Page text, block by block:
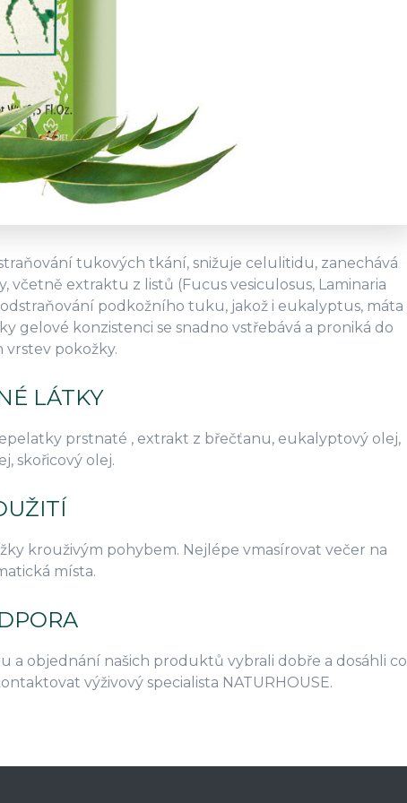
tukových tkání, snižuje celulitidu, zanechává
včetně extraktu z listů (Fucus vesiculosus, Laminaria
podkožního tuku, jakož i eukalyptus, máta
gelové konzistenci se snadno vstřebává a proniká do
vrstev pokožky.
LÁTKY
prstnaté , extrakt z břečťanu, eukalyptový olej,
skořicový olej.
krouživým pohybem. Nejlépe vmasírovat večer na
místa.
a objednání našich produktů vybrali dobře a dosáhli co
výživový specialista NATURHOUSE.